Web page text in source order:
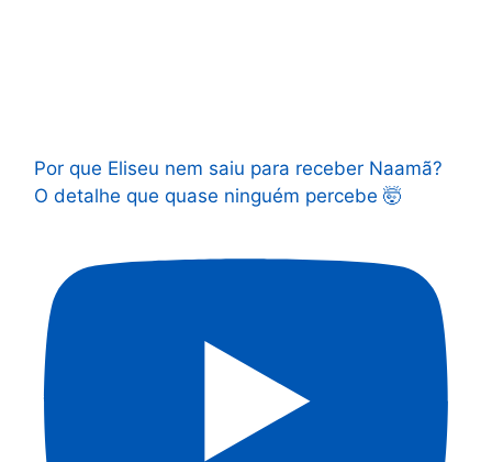
Por que Eliseu nem saiu para receber Naamã?
O detalhe que quase ninguém percebe 🤯